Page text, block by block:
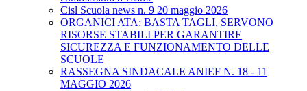
Cisl Scuola news n. 9 20 maggio 2026
ORGANICI ATA: BASTA TAGLI, SERVONO
RISORSE STABILI PER GARANTIRE
SICUREZZA E FUNZIONAMENTO DELLE
SCUOLE
RASSEGNA SINDACALE ANIEF N. 18 - 11
MAGGIO 2026